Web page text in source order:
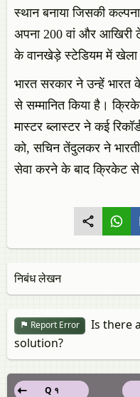
स्थान बनाया जिसकी
अपना 200 वां और आखिरी
के वानखेड़े स्टेडियम में
भारत सरकार ने उन्हें भारत के
से सम्मानित किया है।
मास्टर ब्लास्टर ने कई
को, सचिन तेंदुलकर ने
सेवा करने के बाद क्रिकेट से
निबंध लेखन
Report Error
Is there
solution?
Q १